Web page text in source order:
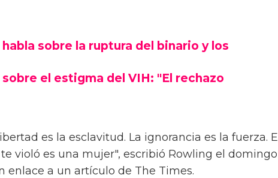
sobre la ruptura del binario y los
el estigma del VIH: "El rechazo
es la esclavitud. La ignorancia es la fuerza. El
violó es una mujer", escribió Rowling el domingo
enlace a un artículo de The Times.